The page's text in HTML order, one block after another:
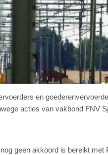
en
acties van vakbond FNV
geen akkoord is bereikt